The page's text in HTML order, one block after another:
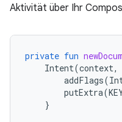
Aktivität über Ihr
private fun
Intent(context,
addFlags(
putExtra(
}